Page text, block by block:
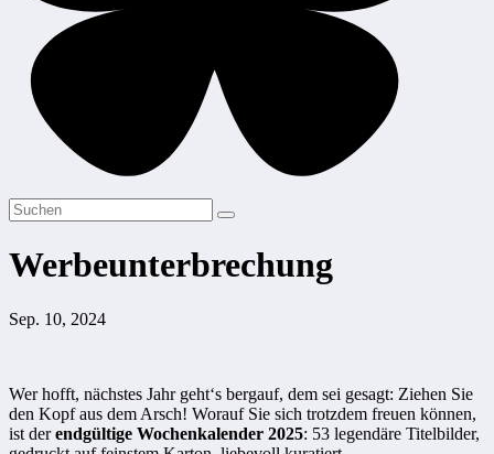
Werbeunterbrechung
Sep. 10, 2024
Wer hofft, nächstes Jahr geht‘s bergauf, dem sei gesagt: Ziehen Sie
den Kopf aus dem Arsch! Worauf Sie sich trotzdem freuen können,
ist derendgültige Wochenkalender 2025: 53 legendäre Titelbilder,